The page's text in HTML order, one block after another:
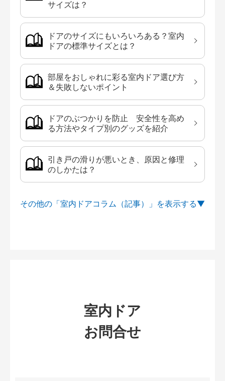
サイズは？
ドアのサイズにもいろいろある？室内
ドアの標準サイズとは？
部屋をおしゃれに彩る室内ドア選び方
＆失敗しないポイント
ドアのぶつかりを防止 安全性を高め
る方法やタイプ別のグッズを紹介
引き戸の滑りが悪いとき、原因と修理
のしかたは？
その他の「室内ドアコラム（記事）」を
室内ドア
お問合せ